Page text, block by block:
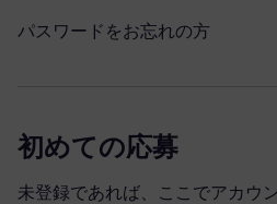
パスワードをお忘れの方
初めての応募
未登録であれば、ここでアカウ